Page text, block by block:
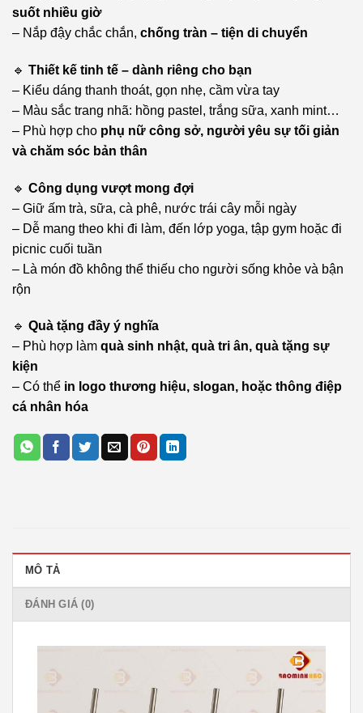
suốt nhiều giờ
– Nắp đậy chắc chắn, chống tràn – tiện di chuyển
🔹 Thiết kế tinh tế – dành riêng cho bạn
– Kiểu dáng thanh thoát, gọn nhẹ, cầm vừa tay
– Màu sắc trang nhã: hồng pastel, trắng sữa, xanh mint…
– Phù hợp cho phụ nữ công sở, người yêu sự tối giản
và chăm sóc bản thân
🔹 Công dụng vượt mong đợi
– Giữ ấm trà, sữa, cà phê, nước trái cây mỗi ngày
– Dễ mang theo khi đi làm, đến lớp yoga, tập gym hoặc đi
picnic cuối tuần
– Là món đồ không thể thiếu cho người sống khỏe và bận
rộn
🔹 Quà tặng đầy ý nghĩa
– Phù hợp làm quà sinh nhật, quà tri ân, quà tặng sự
kiện
– Có thể in logo thương hiệu, slogan, hoặc thông điệp
cá nhân hóa
MÔ TẢ
ĐÁNH GIÁ (0)